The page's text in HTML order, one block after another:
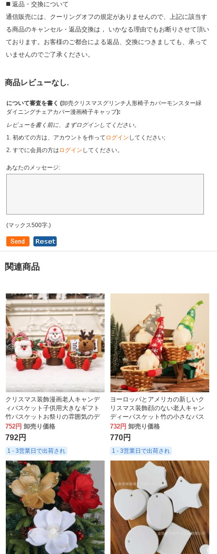
◼️ 返品・交換について
通信販売には、クーリングオフの規定がありませんので、上記に該当す
る商品のキャンセル・返品交換は， いかなる理由でもお断りさせて頂い
ております。お客様のご都合による返品、交換につきましても、承って
いませんのでご了承ください。
商品レビューなし.
について審査を書く (卸売クリスマスグリンチ人形椅子カバーモンスター緑
ダイニングチェアカバー漫画椅子キャップ):
レビューを書く前に、まずログインしてください。
1. 初めての方は、アカウントを作って ログイン してください;
2. すでに会員の方は ログイン してください。
あなたのメッセージ:
(マックス500字.)
関連商品
クリスマス装飾漫画老人キャンデ
ィバスケット子供用大きなギフト
竹バスケットお祭りの雰囲気のデ
スクトップ装飾
752円 卸売り価格
792円
1 - 3営業日で出荷され
ヨーロッパとアメリカの新しいク
リスマス装飾顔のない老人キャン
ディーバスケット竹の小さなバス
ケットクリエイティブホームギフ
ト
732円 卸売り価格
770円
1 - 3営業日で出荷され